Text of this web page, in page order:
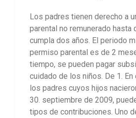
Los padres tienen derecho a
parental no remunerado hasta
cumpla dos años. El periodo
permiso parental es de 2
tiempo, se pueden pagar
cuidado de los niños. De 1. En
los padres cuyos hijos
30. septiembre de 2009,
tipos de contribuciones. Uno